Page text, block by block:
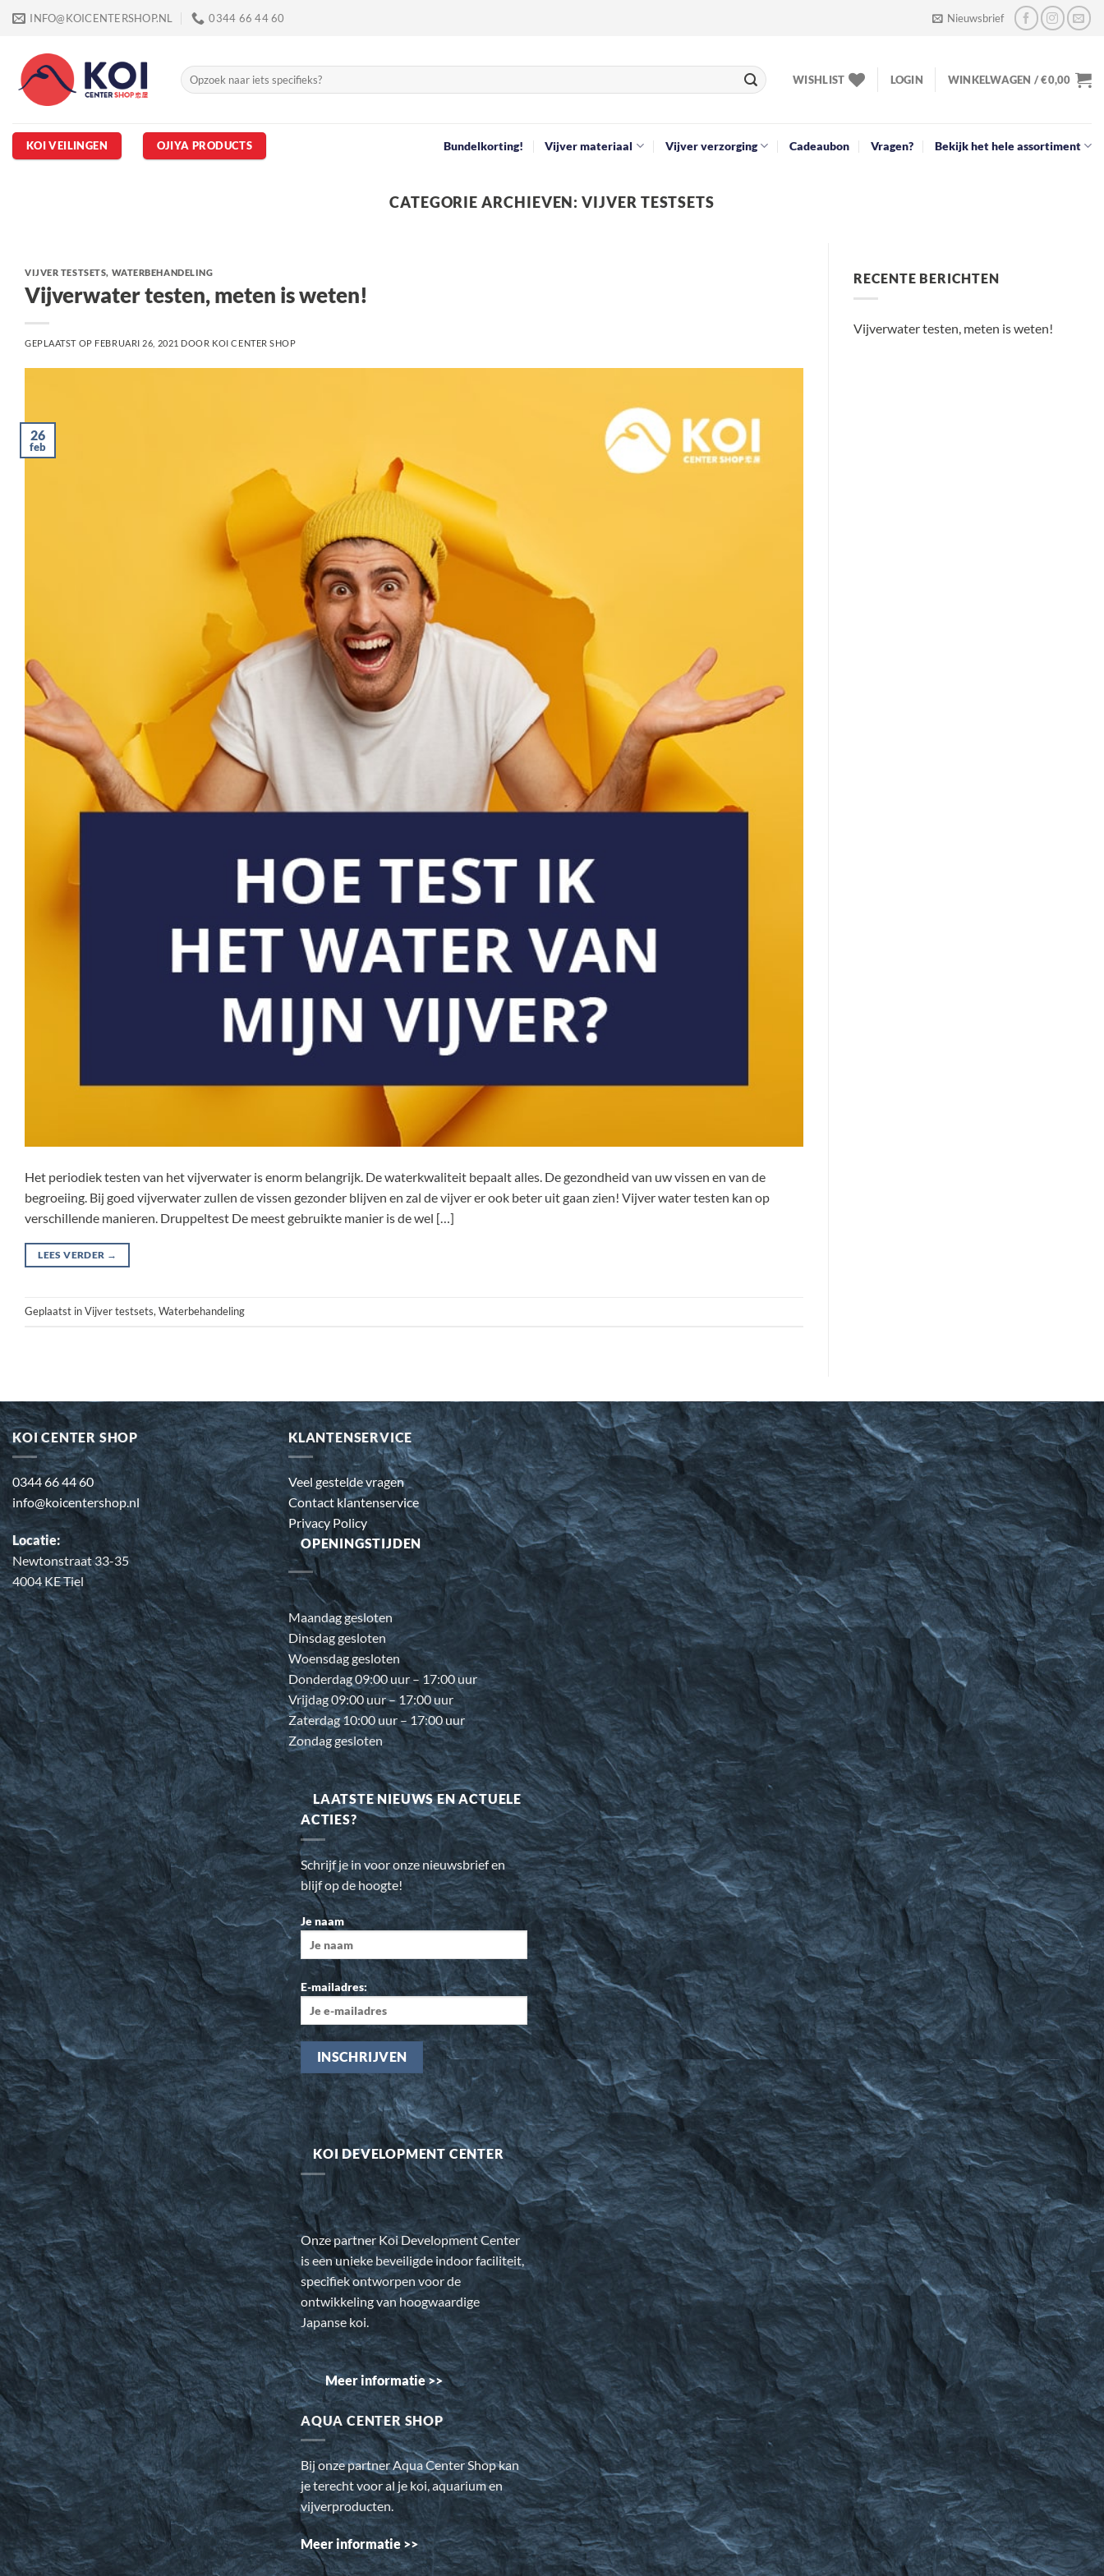
Ga
inhoud
INFO@KOICENTERSHOP.NL 0344 66 44 60 Nieuwsbrief
Zoeken
naar:
WISHLIST LOGIN WINKELWAGEN /€0,00
KOI VEILINGEN OJIYA PRODUCTS Bundelkorting! Vijver materiaal Vijver verzorging Cadeaubon Vragen? Bekijk het hele assortiment
CATEGORIE ARCHIEVEN:VIJVER TESTSETS
VIJVER TESTSETS, WATERBEHANDELING
Vijverwater testen, meten is weten!
GEPLAATST OP FEBRUARI 26, 2021 DOOR KOI CENTER SHOP
26
feb
Het periodiek testen van het vijverwater is enorm belangrijk. De waterkwaliteit bepaalt alles. De gezondheid van uw vissen en van de
begroeiing. Bij goed vijverwater zullen de vissen gezonder blijven en zal de vijver er ook beter uit gaan zien! Vijver water testen kan op
verschillende manieren. Druppeltest De meest gebruikte manier is de wel […]
LEES VERDER →
Geplaatst inVijver testsets, Waterbehandeling
RECENTE BERICHTEN
Vijverwater testen, meten is weten!
KOI CENTER SHOP
0344 66 44 60
info@koicentershop.nl
Locatie:
Newtonstraat 33-35
4004 KE Tiel
KLANTENSERVICE
Veel gestelde vragen
Contact klantenservice
Privacy Policy
OPENINGSTIJDEN
Maandag gesloten
Dinsdag gesloten
Woensdag gesloten
Donderdag 09:00 uur – 17:00 uur
Vrijdag 09:00 uur – 17:00 uur
Zaterdag 10:00 uur – 17:00 uur
Zondag gesloten
LAATSTE NIEUWS EN ACTUELE
ACTIES?
Schrijf je in voor onze nieuwsbrief en
blijf op de hoogte!
Je naam
E-mailadres:
KOI DEVELOPMENT CENTER
Onze partner Koi Development Center
is een unieke beveiligde indoor faciliteit,
specifiek ontworpen voor de
ontwikkeling van hoogwaardige
Japanse koi.
Meer informatie >>
AQUA CENTER SHOP
Bij onze partner Aqua Center Shop kan
je terecht voor al je koi, aquarium en
vijverproducten.
Meer informatie >>